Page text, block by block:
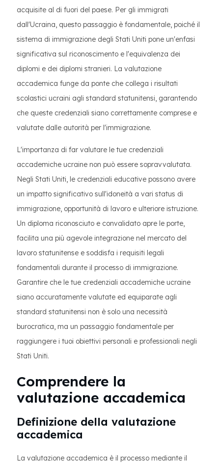
acquisite al di fuori del paese. Per gli immigrati
dall'Ucraina, questo passaggio è fondamentale, poiché il
sistema di immigrazione degli Stati Uniti pone un'enfasi
significativa sul riconoscimento e l'equivalenza dei
diplomi e dei diplomi stranieri. La valutazione
accademica funge da ponte che collega i risultati
scolastici ucraini agli standard statunitensi, garantendo
che queste credenziali siano correttamente comprese e
valutate dalle autorità per l'immigrazione.
L'importanza di far valutare le tue credenziali
accademiche ucraine non può essere sopravvalutata.
Negli Stati Uniti, le credenziali educative possono avere
un impatto significativo sull'idoneità a vari status di
immigrazione, opportunità di lavoro e ulteriore istruzione.
Un diploma riconosciuto e convalidato apre le porte,
facilita una più agevole integrazione nel mercato del
lavoro statunitense e soddisfa i requisiti legali
fondamentali durante il processo di immigrazione.
Garantire che le tue credenziali accademiche ucraine
siano accuratamente valutate ed equiparate agli
standard statunitensi non è solo una necessità
burocratica, ma un passaggio fondamentale per
raggiungere i tuoi obiettivi personali e professionali negli
Stati Uniti.
Comprendere la
valutazione accademica
Definizione della valutazione
accademica
La valutazione accademica è il processo mediante il